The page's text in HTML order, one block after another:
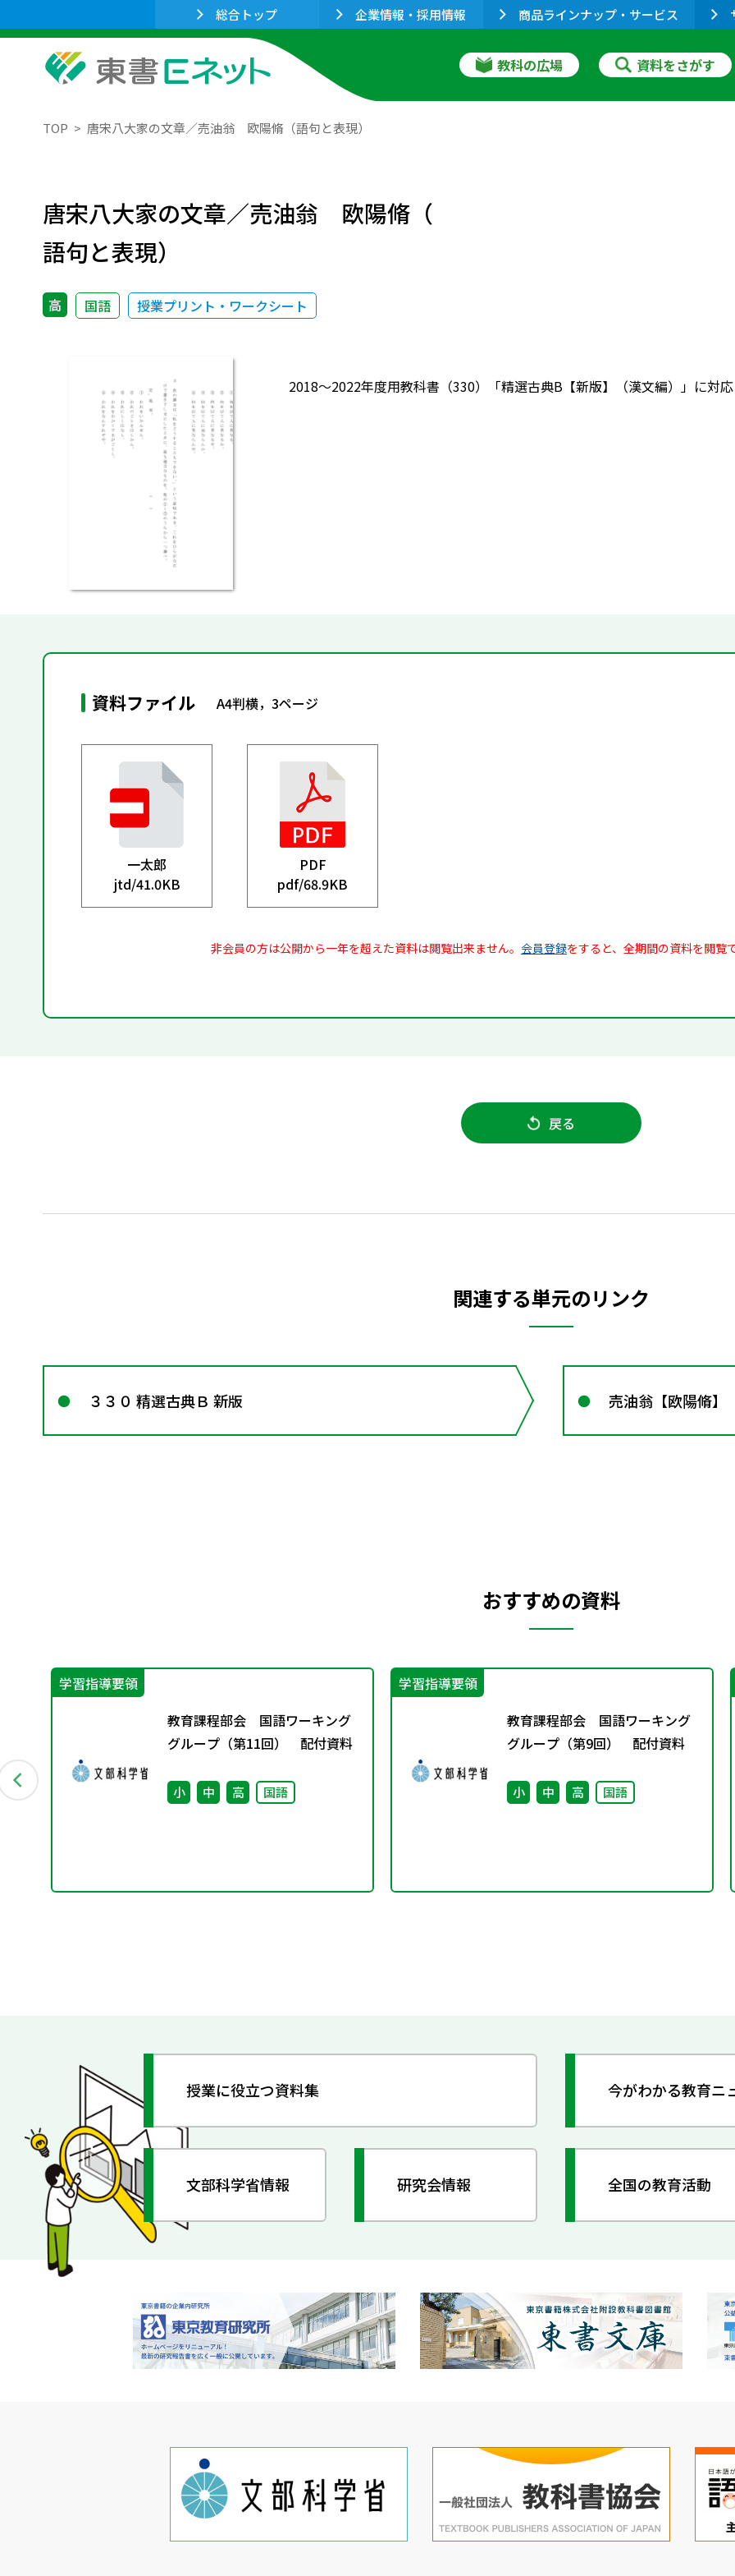
総合トップ 企業情報・採用情報 商品ラインナップ・サービス
教科の広場 資料をさがす
TOP 唐宋八大家の文章／売油翁 欧陽脩（語句と表現）
唐宋八大家の文章／売油翁 欧陽脩（
語句と表現）
高 国語 授業プリント・ワークシート
2018～2022年度用教科書（330）「精選古典B【新版】（漢文編）」に対
資料ファイル A4判横，3ページ
一太郎
jtd/41.0KB
PDF
pdf/68.9KB
非会員の方は公開から一年を超えた資料は閲覧出来ません。 会員登録をすると、全期間の資料を閲覧
戻る
関連する単元のリンク
３３０ 精選古典Ｂ 新版 売油翁【欧陽脩】
おすすめの資料
学習指導要領
教育課程部会 国語ワーキング
グループ（第11回） 配付資料
小 中 高 国語
学習指導要領
教育課程部会 国語ワーキング
グループ（第9回） 配付資料
小 中 高 国語
授業に役立つ資料集 今がわかる教育ニ
文部科学省情報 研究会情報 全国の教育活動